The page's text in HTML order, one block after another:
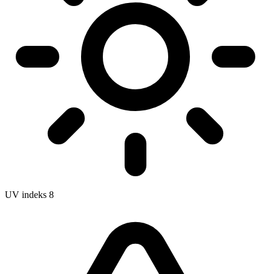
UV indeks 8